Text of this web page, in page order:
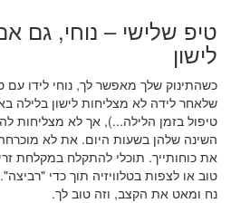
טיפ שלישי – נוחי, גם
לישון
כשהתינוק שלך מאפשר לך, נוחי לידו עם
שלאחר לידה לא מצליחות לישון בלילה
טיפול בזמן הלילה...), אך לא מצליחות
השינה שלהן בשעות היום. את לא
את כוחותייך. תוכלי להתקלח במקלחת
טוב או לצפות בטלוויזיה תוך כדי
נח ומאט את הקצב, וזה טוב לך.